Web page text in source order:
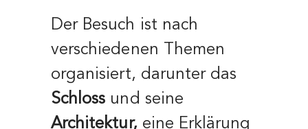
Der Besuch ist nach
verschiedenen Themen
organisiert, darunter das
Schloss und seine
Architektur,eine Erklärung